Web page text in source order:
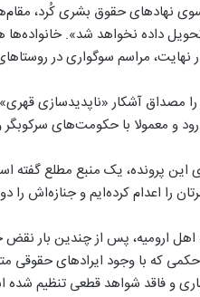
نهادهای حقوق بشری کُرد،
داده نخواهد شد».
نهایت، مراسم سوگواری در
مصداق آشکار «ناپدیدسازی
و معمولا با حکومت‌های سرکوبگر
پرونده، یک منبع مطلع گفته
را اعدام کرده‌ایم و جنازه‌اش را
زندانی سیاسی ۲۶ ساله اهل ارومیه، پس
که با وجود ایرادهای حقوقی
و فاقد شواهد قطعی تنظیم